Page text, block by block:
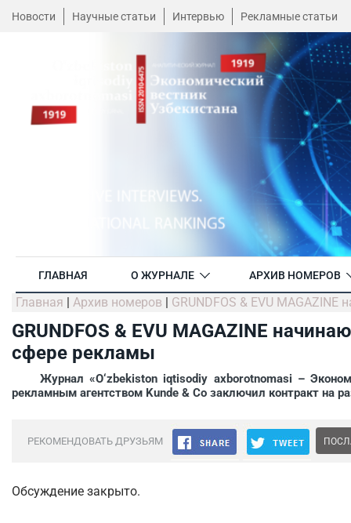
Новости Научные статьи Интервью Рекламные статьи
ГЛАВНАЯ О ЖУРНАЛЕ АРХИВ НОМЕРОВ
Главная | Архив номеров | GRUNDFOS & EVU
GRUNDFOS & EVU MAGAZINE
сфере рекламы
Журнал «O‘zbekiston iqtisodiy axborotnomasi –
рекламным агентством Kunde & Co заключил контракт на
РЕКОМЕНДОВАТЬ ДРУЗЬЯМ
Обсуждение закрыто.